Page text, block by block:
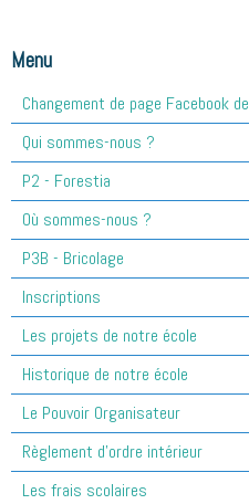
Menu
Changement de page Facebook de
Qui sommes-nous ?
P2 - Forestia
Où sommes-nous ?
P3B - Bricolage
Inscriptions
Les projets de notre école
Historique de notre école
Le Pouvoir Organisateur
Règlement d'ordre intérieur
Les frais scolaires